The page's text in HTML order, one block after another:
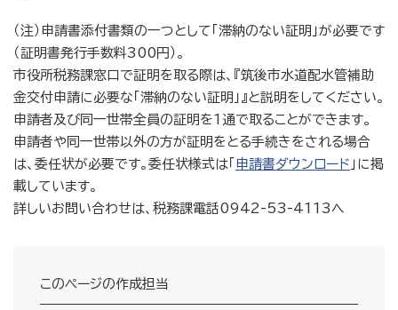
（注）申請書添付書類の一つとして「滞納のない証明」が必要です
（証明書発行手数料300円）。
市役所税務課窓口で証明を取る際は、『筑後市水道配水管補助
金交付申請に必要な「滞納のない証明」』と説明をしてください。
申請者及び同一世帯全員の証明を1通で取ることができます。
申請者や同一世帯以外の方が証明をとる手続きをされる場合
は、委任状が必要です。委任状様式は「 申請書ダウンロード 」に掲
載しています。
詳しいお問い合わせは、税務課電話0942-53-4113へ
このページの作成担当